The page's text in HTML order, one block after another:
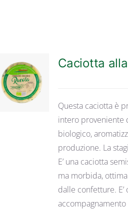
DETTAGLI
Caciotta
Questa caciotta è
intero proveniente
biologico,
produzione. La
E’ una caciotta
ma morbida,
dalle confetture.